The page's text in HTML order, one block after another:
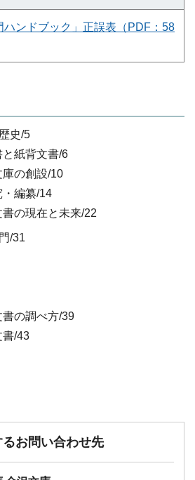
ハンドブック」正誤表（PDF：58
史/5
紙背文書/6
の創設/10
・編纂/14
の現在と未来/22
/31
の調べ方/39
書/43
お問い合わせ先